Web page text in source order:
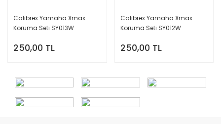
Calibrex Yamaha Xmax
Koruma Seti SY013W
250,00 TL
Calibrex Yamaha Xmax
Koruma Seti SY012W
250,00 TL